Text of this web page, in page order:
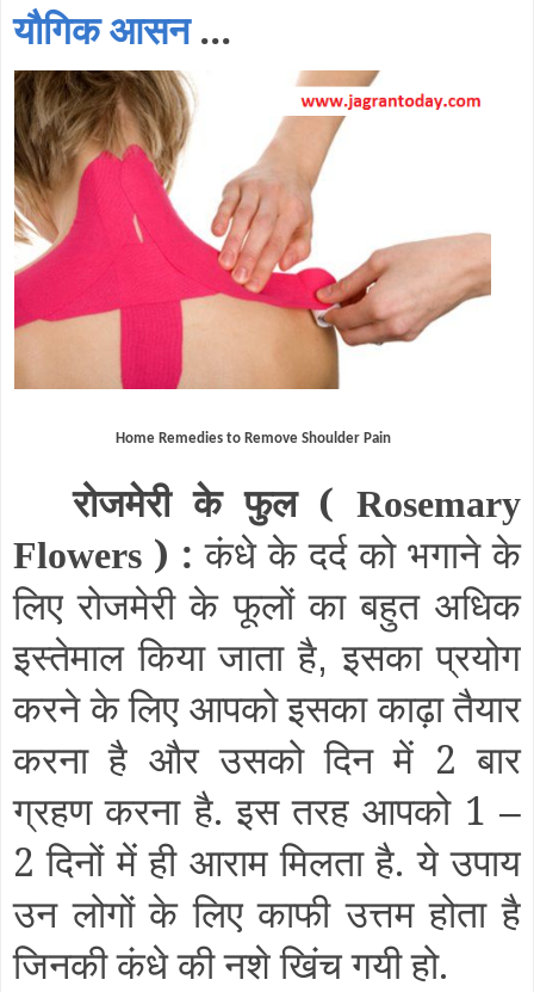
यौगिक आसन...
Home Remedies to Remove Shoulder Pain
रोजमेरी के फुल ( Rosemary
Flowers ) :कंधे के दर्द को भगाने के
लिए रोजमेरी के फूलों का बहुत अधिक
इस्तेमाल किया जाता है,इसका प्रयोग
करने के लिए आपको इसका काढ़ा तैयार
करना है और उसको दिन में 2 बार
ग्रहण करना है. इस तरह आपको 1 –
2 दिनों में ही आराम मिलता है. ये उपाय
उन लोगों के लिए काफी उत्तम होता है
जिनकी कंधे की नशे खिंच गयी हो.